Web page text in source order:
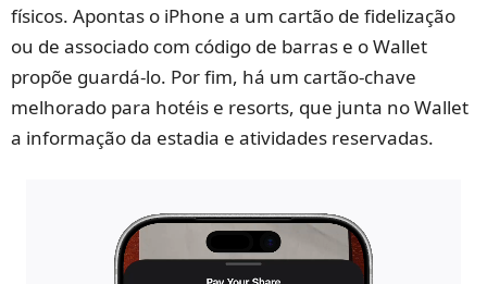
físicos. Apontas o iPhone a um cartão de fidelização
ou de associado com código de barras e o Wallet
propõe guardá-lo. Por fim, há um cartão-chave
melhorado para hotéis e resorts, que junta no Wallet
a informação da estadia e atividades reservadas.